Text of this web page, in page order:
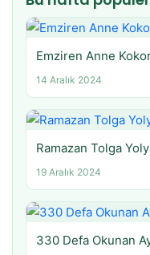
Emziren Anne
14 Aralık 2024
Ramazan Tolga
19 Aralık 2024
330 Defa Okunan